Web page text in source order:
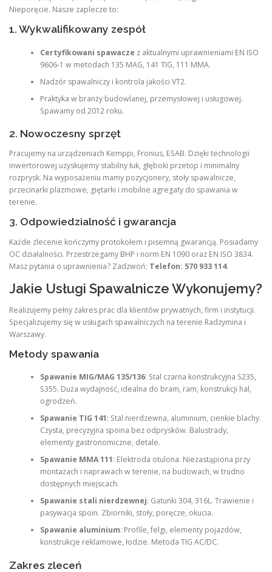
Nieporęcie. Nasze zaplecze to:
1. Wykwalifikowany zespół
Certyfikowani spawacze z aktualnymi uprawnieniami EN ISO
9606-1 w metodach 135 MAG, 141 TIG, 111 MMA.
Nadzór spawalniczy i kontrola jakości VT2.
Praktyka w branży budowlanej, przemysłowej i usługowej.
Spawamy od 2012 roku.
2. Nowoczesny sprzęt
Pracujemy na urządzeniach Kemppi, Fronius, ESAB. Dzięki technologii
inwertorowej uzyskujemy stabilny łuk, głęboki przetop i minimalny
rozprysk. Na wyposażeniu mamy pozycjonery, stoły spawalnicze,
przecinarki plazmowe, giętarki i mobilne agregaty do spawania w
terenie.
3. Odpowiedzialność i gwarancja
Każde zlecenie kończymy protokołem i pisemną gwarancją. Posiadamy
OC działalności. Przestrzegamy BHP i norm EN 1090 oraz EN ISO 3834.
Masz pytania o uprawnienia? Zadzwoń: Telefon: 570 933 114.
Jakie Usługi Spawalnicze Wykonujemy?
Realizujemy pełny zakres prac dla klientów prywatnych, firm i instytucji.
Specjalizujemy się w usługach spawalniczych na terenie Radzymina i
Warszawy.
Metody spawania
Spawanie MIG/MAG 135/136: Stal czarna konstrukcyjna S235,
S355. Duża wydajność, idealna do bram, ram, konstrukcji hal,
ogrodzeń.
Spawanie TIG 141: Stal nierdzewna, aluminium, cienkie blachy.
Czysta, precyzyjna spoina bez odprysków. Balustrady,
elementy gastronomiczne, detale.
Spawanie MMA 111: Elektroda otulona. Niezastąpiona przy
montażach i naprawach w terenie, na budowach, w trudno
dostępnych miejscach.
Spawanie stali nierdzewnej: Gatunki 304, 316L. Trawienie i
pasywacja spoin. Zbiorniki, stoły, poręcze, okucia.
Spawanie aluminium: Profile, felgi, elementy pojazdów,
konstrukcje reklamowe, łodzie. Metoda TIG AC/DC.
Zakres zleceń